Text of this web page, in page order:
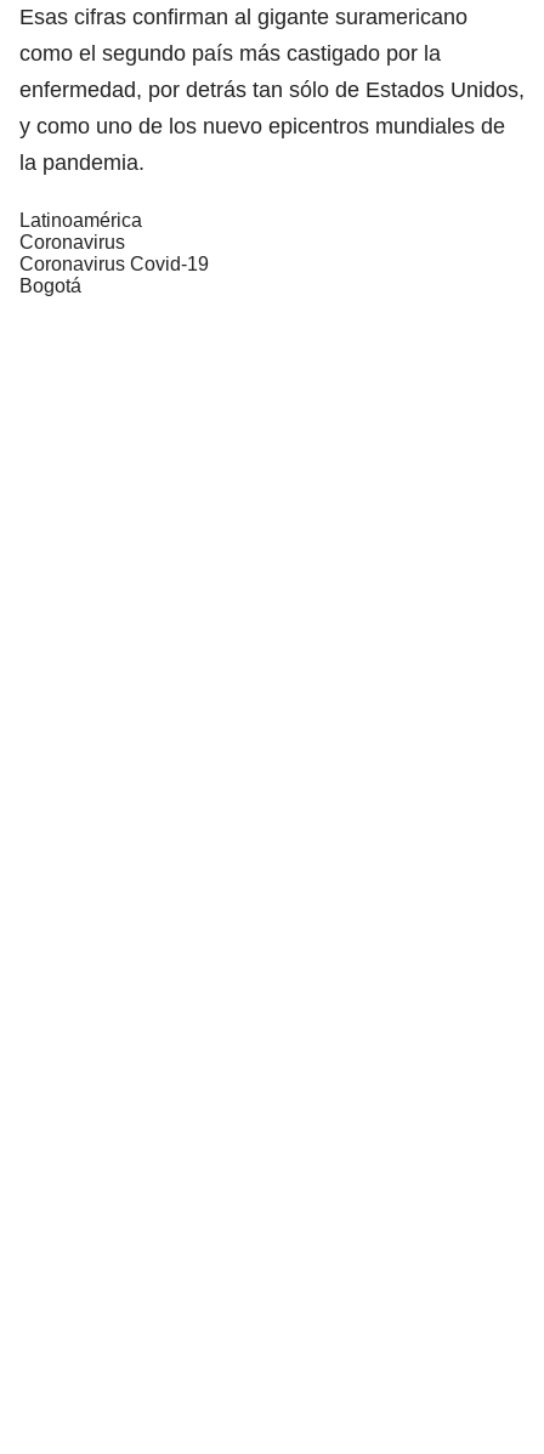
Esas cifras confirman al gigante suramericano
como el segundo país más castigado por la
enfermedad, por detrás tan sólo de Estados Unidos,
y como uno de los nuevo epicentros mundiales de
la pandemia.
Latinoamérica
Coronavirus
Coronavirus Covid-19
Bogotá